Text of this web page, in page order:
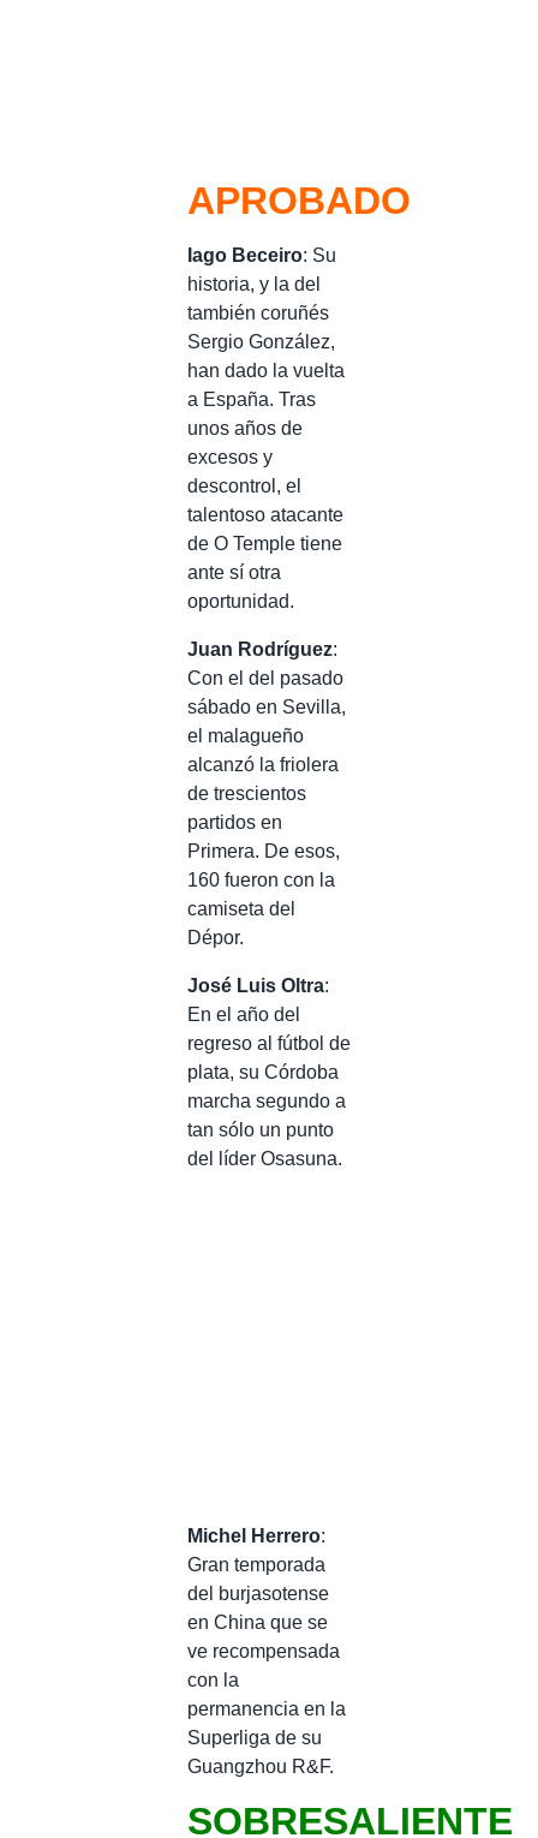
APROBADO
Iago Beceiro: Su
historia, y la del
también coruñés
Sergio González,
han dado la vuelta
a España. Tras
unos años de
excesos y
descontrol, el
talentoso atacante
de O Temple tiene
ante sí otra
oportunidad.
Juan Rodríguez:
Con el del pasado
sábado en Sevilla,
el malagueño
alcanzó la friolera
de trescientos
partidos en
Primera. De esos,
160 fueron con la
camiseta del
Dépor.
José Luis Oltra:
En el año del
regreso al fútbol de
plata, su Córdoba
marcha segundo a
tan sólo un punto
del líder Osasuna.
Michel Herrero:
Gran temporada
del burjasotense
en China que se
ve recompensada
con la
permanencia en la
Superliga de su
Guangzhou R&F.
SOBRESALIENTE